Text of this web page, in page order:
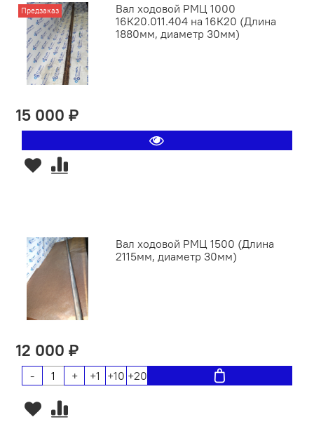
Предзаказ
Вал ходовой РМЦ 1000
16К20.011.404 на 16К20 (Длина
1880мм, диаметр 30мм)
15 000 ₽
Вал ходовой РМЦ 1500 (Длина
2115мм, диаметр 30мм)
12 000 ₽
- + +1 +10 +20